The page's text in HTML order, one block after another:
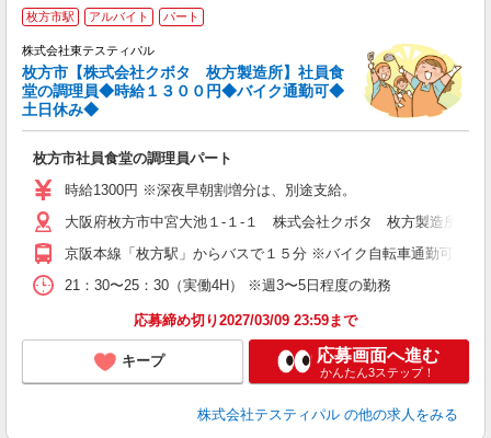
枚方市駅 アルバイト パート
株式会社東テスティパル
枚方市【株式会社クボタ 枚方製造所】社員食
堂の調理員◆時給１３００円◆バイク通勤可◆
土日休み◆
枚方市社員食堂の調理員パート
時給1300円 ※深夜早朝割増分は、別途支給。
大阪府枚方市中宮大池１-１-１ 株式会社クボタ 枚方製造所
京阪本線「枚方駅」からバスで１５分 ※バイク自転車通勤可
21：30〜25：30（実働4H） ※週3〜5日程度の勤務
応募締め切り2027/03/09 23:59まで
キープ 応募画面へ進む
かんたん3ステップ！
株式会社テスティパル の他の求人をみる